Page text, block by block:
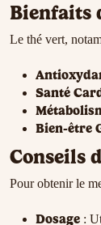
Bienfaits
Le thé vert,
Santé
Bien-être
Conseils
Pour obtenir le
Dosage :